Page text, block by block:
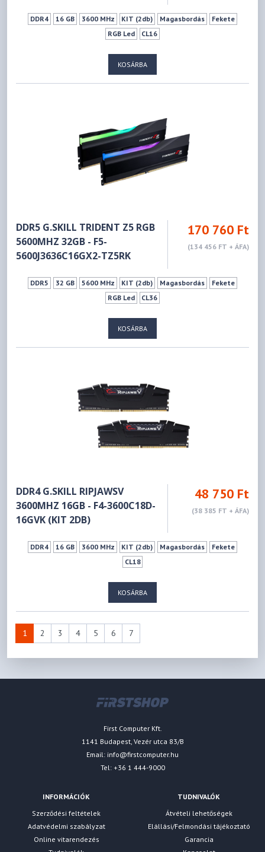
DDR4 16 GB 3600 MHz KIT (2db) Magasbordás
Fekete
RGB Led
CL16
KOSÁRBA
DDR5 G.SKILL TRIDENT Z5 RGB
5600MHZ 32GB - F5-
5600J3636C16GX2-TZ5RK
170 760 Ft
(134 456 FT + ÁFA)
DDR5 32 GB 5600 MHz KIT (2db) Magasbordás
Fekete
RGB Led
CL36
KOSÁRBA
DDR4 G.SKILL RIPJAWSV
3600MHZ 16GB - F4-3600C18D-
16GVK (KIT 2DB)
48 750 Ft
(38 385 FT + ÁFA)
DDR4 16 GB 3600 MHz KIT (2db) Magasbordás
Fekete
CL18
KOSÁRBA
1 2 3 4 5 6 7
First Computer Kft.
1141 Budapest, Vezér utca 83/B
Email: info@firstcomputer.hu
Tel: +36 1 444-9000
INFORMÁCIÓK
Szerződési feltételek
Adatvédelmi szabályzat
Online vitarendezés
TUDNIVALÓK
Átvételi lehetőségek
Elállási/Felmondási tájékoztató
Garancia